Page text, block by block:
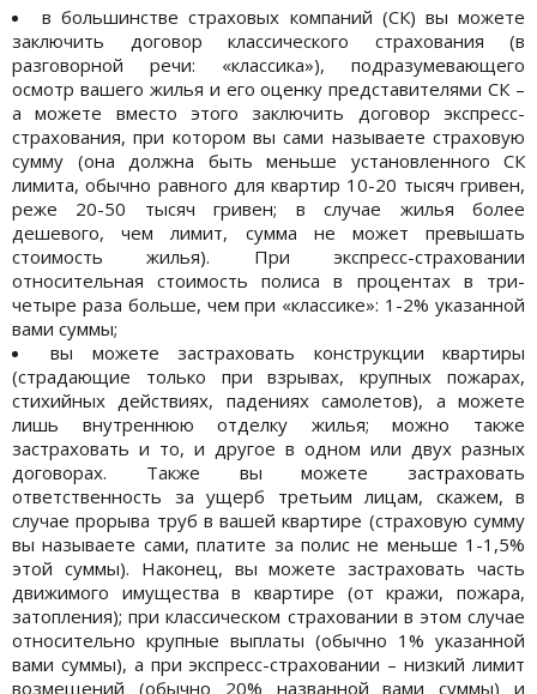
в большинстве страховых компаний (СК) вы можете
заключить договор классического страхования (в
разговорной речи: «классика»), подразумевающего
осмотр вашего жилья и его оценку представителями СК –
а можете вместо этого заключить договор экспресс-
страхования, при котором вы сами называете страховую
сумму (она должна быть меньше установленного СК
лимита, обычно равного для квартир 10-20 тысяч гривен,
реже 20-50 тысяч гривен; в случае жилья более
дешевого, чем лимит, сумма не может превышать
стоимость жилья). При экспресс-страховании
относительная стоимость полиса в процентах в три-
четыре раза больше, чем при «классике»: 1-2% указанной
вами суммы;
вы можете застраховать конструкции квартиры
(страдающие только при взрывах, крупных пожарах,
стихийных действиях, падениях самолетов), а можете
лишь внутреннюю отделку жилья; можно также
застраховать и то, и другое в одном или двух разных
договорах. Также вы можете застраховать
ответственность за ущерб третьим лицам, скажем, в
случае прорыва труб в вашей квартире (страховую сумму
вы называете сами, платите за полис не меньше 1-1,5%
этой суммы). Наконец, вы можете застраховать часть
движимого имущества в квартире (от кражи, пожара,
затопления); при классическом страховании в этом случае
относительно крупные выплаты (обычно 1% указанной
вами суммы), а при экспресс-страховании – низкий лимит
возмещений (обычно 20% названной вами суммы) и